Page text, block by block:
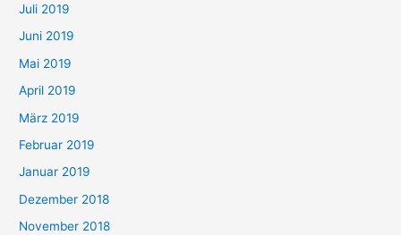
Juli 2019
Juni 2019
Mai 2019
April 2019
März 2019
Februar 2019
Januar 2019
Dezember 2018
November 2018